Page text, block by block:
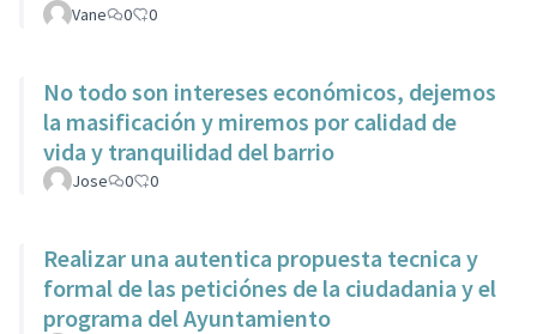
Vane 0 0
No todo son intereses económicos, dejemos
la masificación y miremos por calidad de
vida y tranquilidad del barrio
Jose 0 0
Realizar una autentica propuesta tecnica y
formal de las peticiónes de la ciudadania y el
programa del Ayuntamiento